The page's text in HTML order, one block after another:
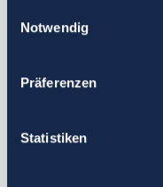
Notwendig
Präferenzen
Statistiken